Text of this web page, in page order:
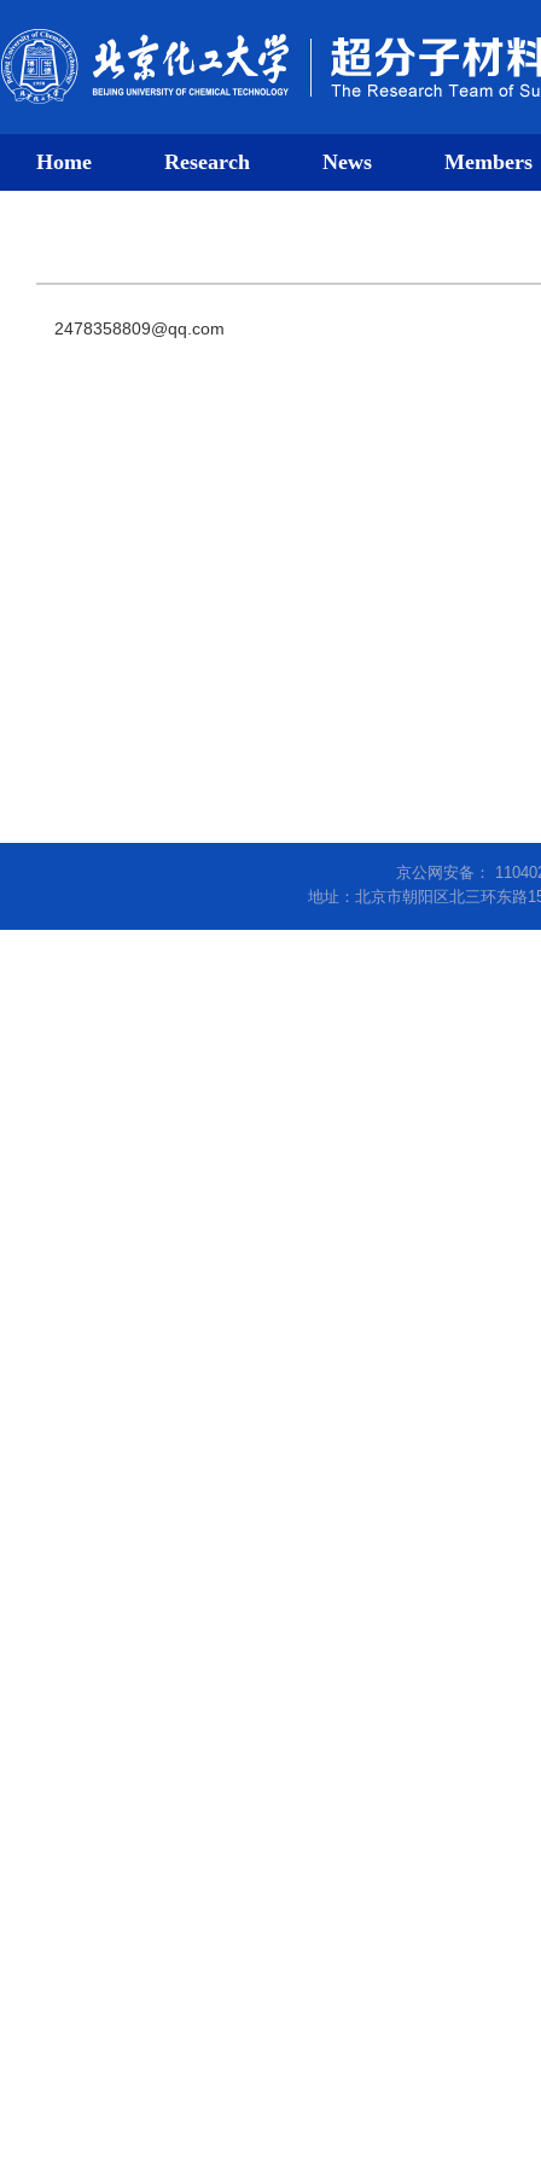
Home Research News Members
2478358809@qq.com
京公网安备：
地址：北京市朝阳区北三环东路